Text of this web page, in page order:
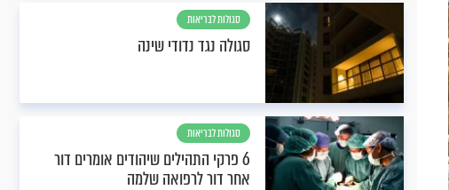
סגולות לבריאות
סגולה נגד נדודי שינה
סגולות לבריאות
6 פרקי התהילים שיהודים אומרים דור
אחר דור לרפואה שלמה